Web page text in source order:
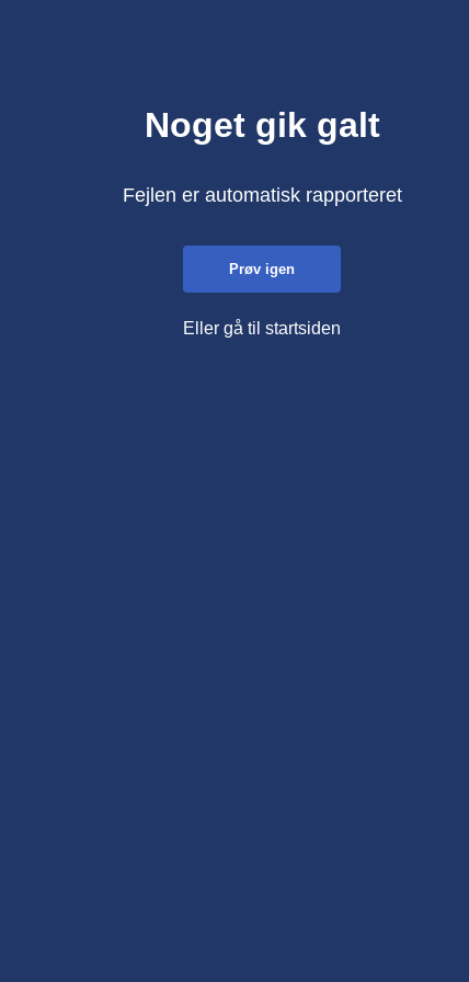
Noget gik galt
Fejlen er automatisk rapporteret
Prøv igen
Eller gå til startsiden